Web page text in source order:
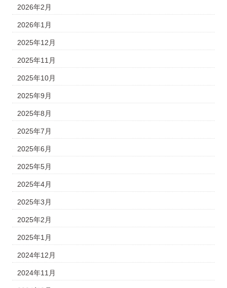
2026年2月
2026年1月
2025年12月
2025年11月
2025年10月
2025年9月
2025年8月
2025年7月
2025年6月
2025年5月
2025年4月
2025年3月
2025年2月
2025年1月
2024年12月
2024年11月